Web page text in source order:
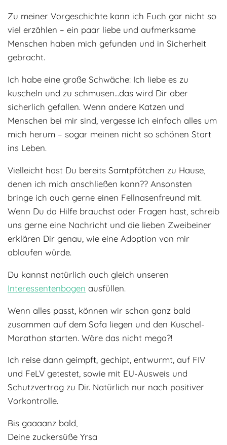
Zu meiner Vorgeschichte kann ich Euch gar nicht so
viel erzählen – ein paar liebe und aufmerksame
Menschen haben mich gefunden und in Sicherheit
gebracht.
Ich habe eine große Schwäche: Ich liebe es zu
kuscheln und zu schmusen…das wird Dir aber
sicherlich gefallen. Wenn andere Katzen und
Menschen bei mir sind, vergesse ich einfach alles um
mich herum – sogar meinen nicht so schönen Start
ins Leben.
Vielleicht hast Du bereits Samtpfötchen zu Hause,
denen ich mich anschließen kann?? Ansonsten
bringe ich auch gerne einen Fellnasenfreund mit.
Wenn Du da Hilfe brauchst oder Fragen hast, schreib
uns gerne eine Nachricht und die lieben Zweibeiner
erklären Dir genau, wie eine Adoption von mir
ablaufen würde.
Du kannst natürlich auch gleich unseren
Interessentenbogen ausfüllen.
Wenn alles passt, können wir schon ganz bald
zusammen auf dem Sofa liegen und den Kuschel-
Marathon starten. Wäre das nicht mega?!
Ich reise dann geimpft, gechipt, entwurmt, auf FIV
und FeLV getestet, sowie mit EU-Ausweis und
Schutzvertrag zu Dir. Natürlich nur nach positiver
Vorkontrolle.
Bis gaaaanz bald,
Deine zuckersüße Yrsa